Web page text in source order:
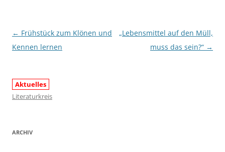
Beitragsnavigation
← Frühstück zum Klönen und
Kennen lernen
„Lebensmittel auf den Müll,
muss das sein?“ →
Aktuelles
Literaturkreis
ARCHIV